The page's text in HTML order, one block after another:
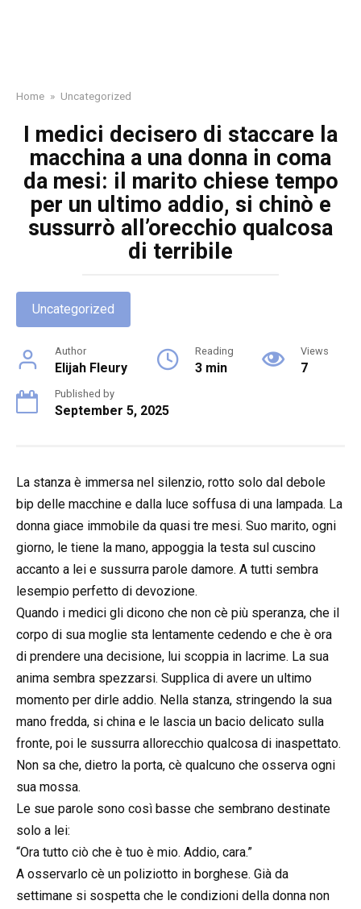
Home » Uncategorized
I medici decisero di staccare la
macchina a una donna in coma
da mesi: il marito chiese tempo
per un ultimo addio, si chinò e
sussurrò all’orecchio qualcosa
di terribile
Uncategorized
Author
Elijah Fleury
Reading
3 min
Views
7
Published by
September 5, 2025
La stanza è immersa nel silenzio, rotto solo dal debole
bip delle macchine e dalla luce soffusa di una lampada. La
donna giace immobile da quasi tre mesi. Suo marito, ogni
giorno, le tiene la mano, appoggia la testa sul cuscino
accanto a lei e sussurra parole damore. A tutti sembra
lesempio perfetto di devozione.
Quando i medici gli dicono che non cè più speranza, che il
corpo di sua moglie sta lentamente cedendo e che è ora
di prendere una decisione, lui scoppia in lacrime. La sua
anima sembra spezzarsi. Supplica di avere un ultimo
momento per dirle addio. Nella stanza, stringendo la sua
mano fredda, si china e le lascia un bacio delicato sulla
fronte, poi le sussurra allorecchio qualcosa di inaspettato.
Non sa che, dietro la porta, cè qualcuno che osserva ogni
sua mossa.
Le sue parole sono così basse che sembrano destinate
solo a lei:
“Ora tutto ciò che è tuo è mio. Addio, cara.”
A osservarlo cè un poliziotto in borghese. Già da
settimane si sospetta che le condizioni della donna non